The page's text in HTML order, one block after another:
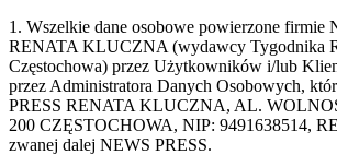
1. Wszelkie dane osobowe powierzone firmie
RENATA KLUCZNA (wydawcy Tygodnika
Częstochowa) przez Użytkowników i/lub
przez Administratora Danych Osobowych,
PRESS RENATA KLUCZNA, AL.
200 CZĘSTOCHOWA, NIP: 9491638514,
zwanej dalej NEWS PRESS.